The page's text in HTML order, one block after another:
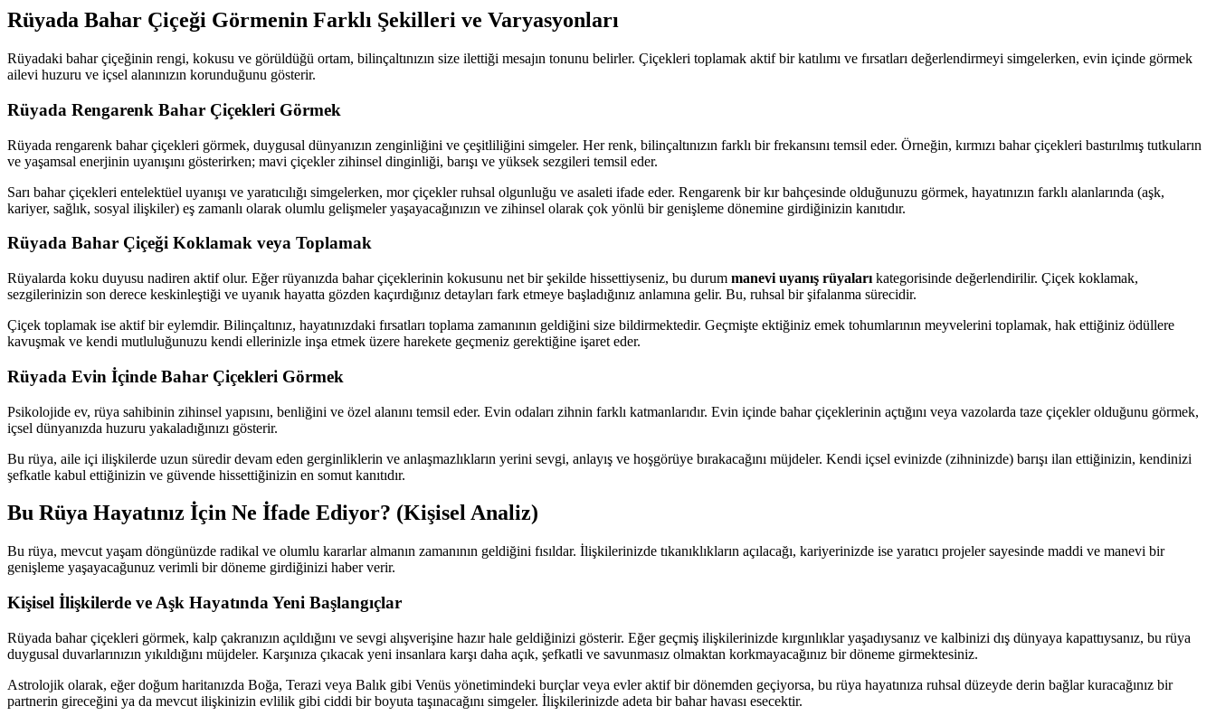
Rüyada Bahar Çiçeği Görmenin Farklı Şekilleri ve Varyasyonları
Rüyadaki bahar çiçeğinin rengi, kokusu ve görüldüğü ortam, bilinçaltınızın size ilettiği mesajın tonunu belirler. Çiçekleri toplamak aktif bir katılımı ve fırsatları değerlendirmeyi simgelerken, evin içinde görmek
ailevi huzuru ve içsel alanınızın korunduğunu gösterir.
Rüyada Rengarenk Bahar Çiçekleri Görmek
Rüyada rengarenk bahar çiçekleri görmek, duygusal dünyanızın zenginliğini ve çeşitliliğini simgeler. Her renk, bilinçaltınızın farklı bir frekansını temsil eder. Örneğin, kırmızı bahar çiçekleri bastırılmış tutkuların
ve yaşamsal enerjinin uyanışını gösterirken; mavi çiçekler zihinsel dinginliği, barışı ve yüksek sezgileri temsil eder.
Sarı bahar çiçekleri entelektüel uyanışı ve yaratıcılığı simgelerken, mor çiçekler ruhsal olgunluğu ve asaleti ifade eder. Rengarenk bir kır bahçesinde olduğunuzu görmek, hayatınızın farklı alanlarında (aşk,
kariyer, sağlık, sosyal ilişkiler) eş zamanlı olarak olumlu gelişmeler yaşayacağınızın ve zihinsel olarak çok yönlü bir genişleme dönemine girdiğinizin kanıtıdır.
Rüyada Bahar Çiçeği Koklamak veya Toplamak
Rüyalarda koku duyusu nadiren aktif olur. Eğer rüyanızda bahar çiçeklerinin kokusunu net bir şekilde hissettiyseniz, bu durum manevi uyanış rüyaları kategorisinde değerlendirilir. Çiçek koklamak,
sezgilerinizin son derece keskinleştiği ve uyanık hayatta gözden kaçırdığınız detayları fark etmeye başladığınız anlamına gelir. Bu, ruhsal bir şifalanma sürecidir.
Çiçek toplamak ise aktif bir eylemdir. Bilinçaltınız, hayatınızdaki fırsatları toplama zamanının geldiğini size bildirmektedir. Geçmişte ektiğiniz emek tohumlarının meyvelerini toplamak, hak ettiğiniz ödüllere
kavuşmak ve kendi mutluluğunuzu kendi ellerinizle inşa etmek üzere harekete geçmeniz gerektiğine işaret eder.
Rüyada Evin İçinde Bahar Çiçekleri Görmek
Psikolojide ev, rüya sahibinin zihinsel yapısını, benliğini ve özel alanını temsil eder. Evin odaları zihnin farklı katmanlarıdır. Evin içinde bahar çiçeklerinin açtığını veya vazolarda taze çiçekler olduğunu görmek,
içsel dünyanızda huzuru yakaladığınızı gösterir.
Bu rüya, aile içi ilişkilerde uzun süredir devam eden gerginliklerin ve anlaşmazlıkların yerini sevgi, anlayış ve hoşgörüye bırakacağını müjdeler. Kendi içsel evinizde (zihninizde) barışı ilan ettiğinizin, kendinizi
şefkatle kabul ettiğinizin ve güvende hissettiğinizin en somut kanıtıdır.
Bu Rüya Hayatınız İçin Ne İfade Ediyor? (Kişisel Analiz)
Bu rüya, mevcut yaşam döngünüzde radikal ve olumlu kararlar almanın zamanının geldiğini fısıldar. İlişkilerinizde tıkanıklıkların açılacağı, kariyerinizde ise yaratıcı projeler sayesinde maddi ve manevi bir
genişleme yaşayacağunuz verimli bir döneme girdiğinizi haber verir.
Kişisel İlişkilerde ve Aşk Hayatında Yeni Başlangıçlar
Rüyada bahar çiçekleri görmek, kalp çakranızın açıldığını ve sevgi alışverişine hazır hale geldiğinizi gösterir. Eğer geçmiş ilişkilerinizde kırgınlıklar yaşadıysanız ve kalbinizi dış dünyaya kapattıysanız, bu rüya
duygusal duvarlarınızın yıkıldığını müjdeler. Karşınıza çıkacak yeni insanlara karşı daha açık, şefkatli ve savunmasız olmaktan korkmayacağınız bir döneme girmektesiniz.
Astrolojik olarak, eğer doğum haritanızda Boğa, Terazi veya Balık gibi Venüs yönetimindeki burçlar veya evler aktif bir dönemden geçiyorsa, bu rüya hayatınıza ruhsal düzeyde derin bağlar kuracağınız bir
partnerin gireceğini ya da mevcut ilişkinizin evlilik gibi ciddi bir boyuta taşınacağını simgeler. İlişkilerinizde adeta bir bahar havası esecektir.